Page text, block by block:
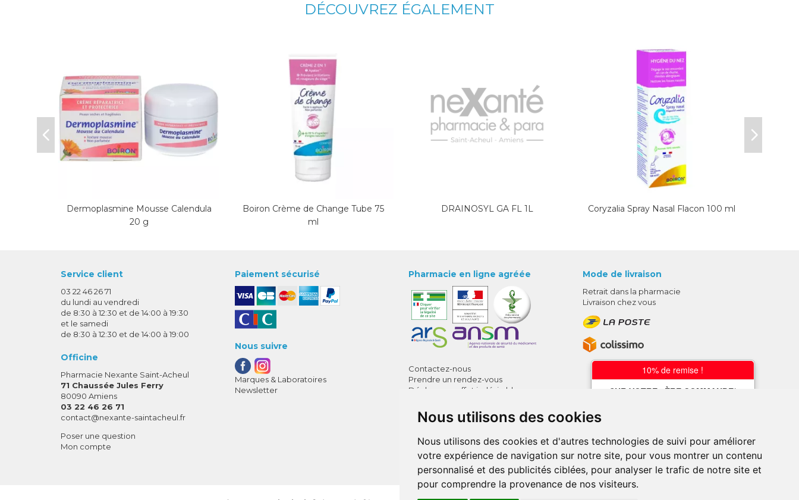
Nous utilisons des cookies
Nous utilisons des cookies et d'autres technologies de suivi pour améliorer
votre expérience de navigation sur notre site, pour vous montrer un contenu
personnalisé et des publicités ciblées, pour analyser le trafic de notre site et
pour comprendre la provenance de nos visiteurs.
DÉCOUVREZ ÉGALEMENT
Dermoplasmine Mousse Calendula
20 g
Boiron Crème de Change Tube 75
ml
DRAINOSYL GA FL 1L Coryzalia Spray Nasal Flacon 100 ml
Service client
03 22 46 26 71
du lundi au vendredi
de 8:30 à 12:30 et de 14:00 à 19:30
et le samedi
de 8:30 à 12:30 et de 14:00 à 19:00
Officine
Pharmacie Nexante Saint-Acheul
71 Chaussée Jules Ferry
80090 Amiens
03 22 46 26 71
contact-
@-
nexante-saintacheul.fr
Poser une question
Mon compte
Paiement sécurisé
Nous suivre
Marques & Laboratoires
Newsletter
Pharmacie en ligne agréée
Contactez-nous
Prendre un rendez-vous
Déclarer un effet indésirable
Mentions légales
Données personnelles
Mes préférences Cookies
Annuaire des pharmacies
Mode de livraison
Retrait dans la pharmacie
Livraison chez vous
10% de remise !
SUR VOTRE 1ÈRE COMMANDE*
* sans minimum d'achat , hors
médicaments et produits en offre,
utilisez le code au moment de la
validation du panier afin que la remise
soit prise en compte.